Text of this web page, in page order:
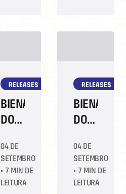
POLÍTICA,
RACISMO
E
RELEASES
BIENAL
DO
RIO
DEBATE
OS
04 DE
SETEMBRO
• 7 MIN DE
LEITURA
RELEASES
BIENAL
DO
RIO
RECEBERÁ
MAIS
04 DE
SETEMBRO
• 7 MIN DE
LEITURA